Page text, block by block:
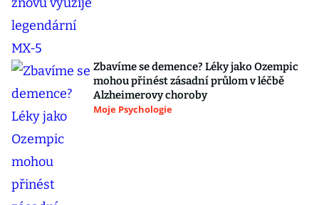
Zbavíme se demence? Léky jako Ozempic
mohou přinést zásadní průlom v léčbě
Alzheimerovy choroby
Moje Psychologie